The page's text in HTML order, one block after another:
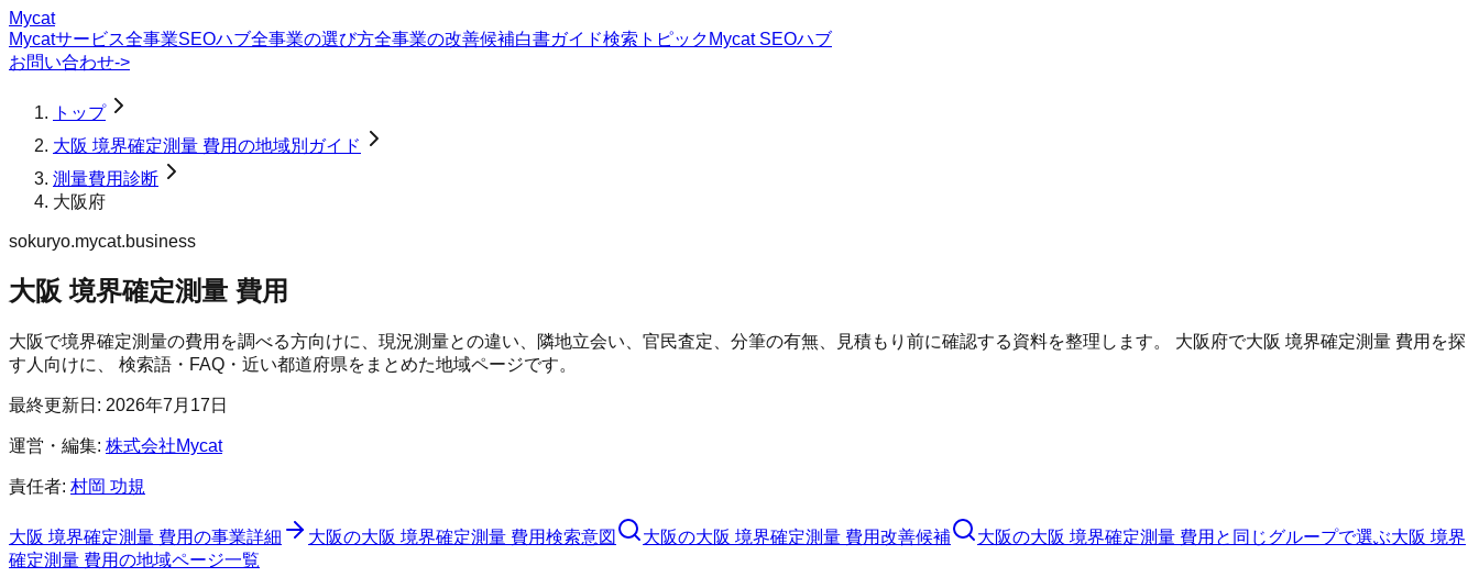
Mycat
Mycatサービス全事業SEOハブ全事業の選び方全事業の改善候補白書ガイド検索トピック Mycat SEOハブ
お問い合わせ->
トップ
大阪 境界確定測量 費用の地域別ガイド
測量費用診断
大阪府
sokuryo.mycat.business
大阪 境界確定測量 費用
大阪で境界確定測量の費用を調べる方向けに、現況測量との違い、隣地立会い、官民査定、分筆の有無、見積もり前に確認する資料を整理します。 大阪府で大阪 境界確定測量 費用 を探
す人向けに、 検索語・FAQ・近い都道府県をまとめた地域ページです。
最終更新日: 2026年7月17日
運営・編集: 株式会社Mycat
責任者: 村岡 功規
大阪 境界確定測量 費用の事業詳細 大阪の大阪 境界確定測量 費用検索意図 大阪の大阪 境界確定測量 費用改善候補 大阪の大阪 境界確定測量 費用と同じグループで選ぶ大阪 境界
確定測量 費用の地域ページ一覧